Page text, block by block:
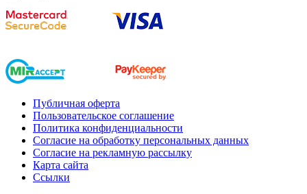
Публичная оферта
Пользовательское соглашение
Политика конфиденциальности
Согласие на обработку персональных данных
Согласие на рекламную рассылку
Карта сайта
Ссылки